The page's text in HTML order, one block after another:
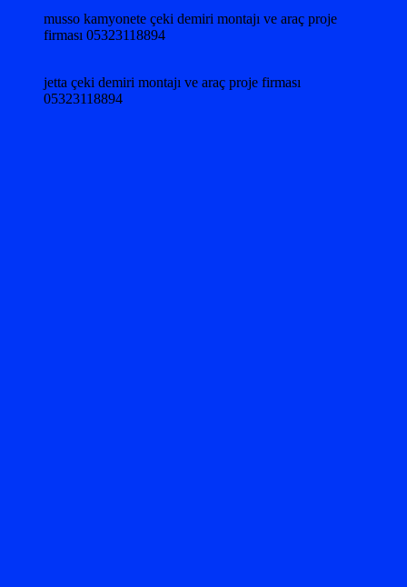
musso kamyonete çeki demiri montajı ve araç proje
firması 05323118894
jetta çeki demiri montajı ve araç proje firması
05323118894